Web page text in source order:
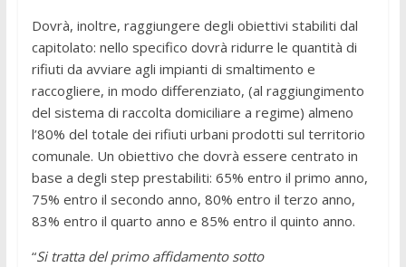
Dovrà, inoltre, raggiungere degli obiettivi stabiliti dal
capitolato: nello specifico dovrà ridurre le quantità di
rifiuti da avviare agli impianti di smaltimento e
raccogliere, in modo differenziato, (al raggiungimento
del sistema di raccolta domiciliare a regime) almeno
l’80% del totale dei rifiuti urbani prodotti sul territorio
comunale. Un obiettivo che dovrà essere centrato in
base a degli step prestabiliti: 65% entro il primo anno,
75% entro il secondo anno, 80% entro il terzo anno,
83% entro il quarto anno e 85% entro il quinto anno.
“Si tratta del primo affidamento sotto